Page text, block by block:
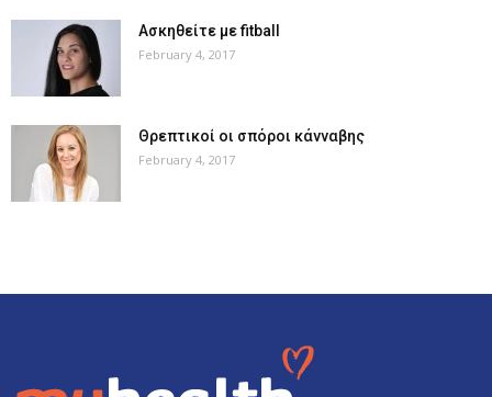
Ασκηθείτε με fitball
February 4, 2017
Θρεπτικοί οι σπόροι κάνναβης
February 4, 2017